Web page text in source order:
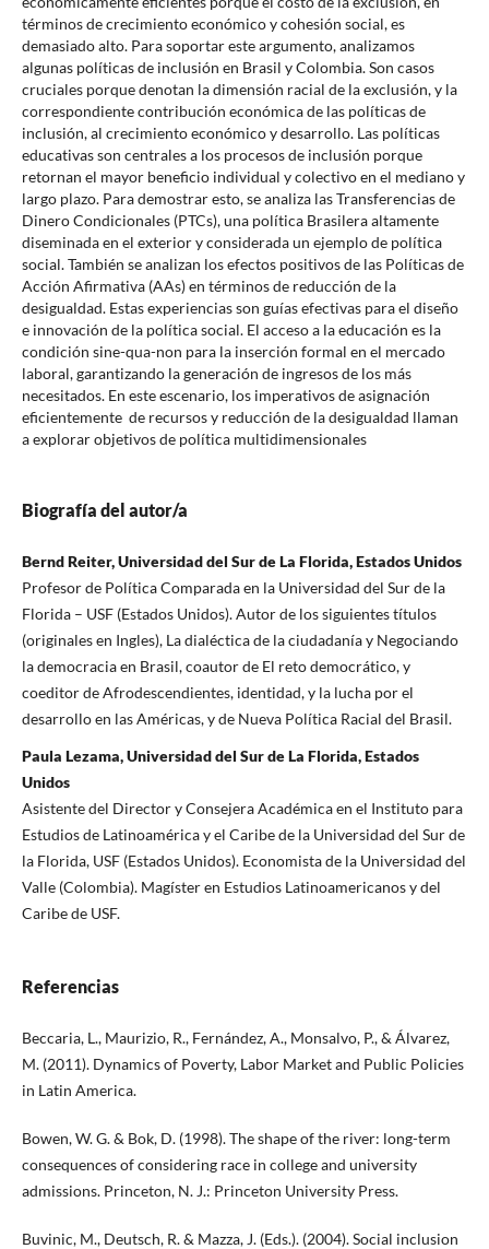
términos de crecimiento económico y cohesión social, es
demasiado alto. Para soportar este argumento, analizamos
algunas políticas de inclusión en Brasil y Colombia. Son casos
cruciales porque denotan la dimensión racial de la exclusión, y la
correspondiente contribución económica de las políticas de
inclusión, al crecimiento económico y desarrollo. Las políticas
educativas son centrales a los procesos de inclusión porque
retornan el mayor beneficio individual y colectivo en el mediano y
largo plazo. Para demostrar esto, se analiza las Transferencias de
Dinero Condicionales (PTCs), una política Brasilera altamente
diseminada en el exterior y considerada un ejemplo de política
social. También se analizan los efectos positivos de las Políticas de
Acción Afirmativa (AAs) en términos de reducción de la
desigualdad. Estas experiencias son guías efectivas para el diseño
e innovación de la política social. El acceso a la educación es la
condición sine-qua-non para la inserción formal en el mercado
laboral, garantizando la generación de ingresos de los más
necesitados. En este escenario, los imperativos de asignación
eficientemente de recursos y reducción de la desigualdad llaman
a explorar objetivos de política multidimensionales
Biografía del autor/a
Bernd Reiter, Universidad del Sur de La Florida, Estados Unidos
Profesor de Política Comparada en la Universidad del Sur de la
Florida – USF (Estados Unidos). Autor de los siguientes títulos
(originales en Ingles), La dialéctica de la ciudadanía y Negociando
la democracia en Brasil, coautor de El reto democrático, y
coeditor de Afrodescendientes, identidad, y la lucha por el
desarrollo en las Américas, y de Nueva Política Racial del Brasil.
Paula Lezama, Universidad del Sur de La Florida, Estados
Unidos
Asistente del Director y Consejera Académica en el Instituto para
Estudios de Latinoamérica y el Caribe de la Universidad del Sur de
la Florida, USF (Estados Unidos). Economista de la Universidad del
Valle (Colombia). Magíster en Estudios Latinoamericanos y del
Caribe de USF.
Referencias
Beccaria, L., Maurizio, R., Fernández, A., Monsalvo, P., & Álvarez,
M. (2011). Dynamics of Poverty, Labor Market and Public Policies
in Latin America.
Bowen, W. G. & Bok, D. (1998). The shape of the river: long-term
consequences of considering race in college and university
admissions. Princeton, N. J.: Princeton University Press.
Buvinic, M., Deutsch, R. & Mazza, J. (Eds.). (2004). Social inclusion